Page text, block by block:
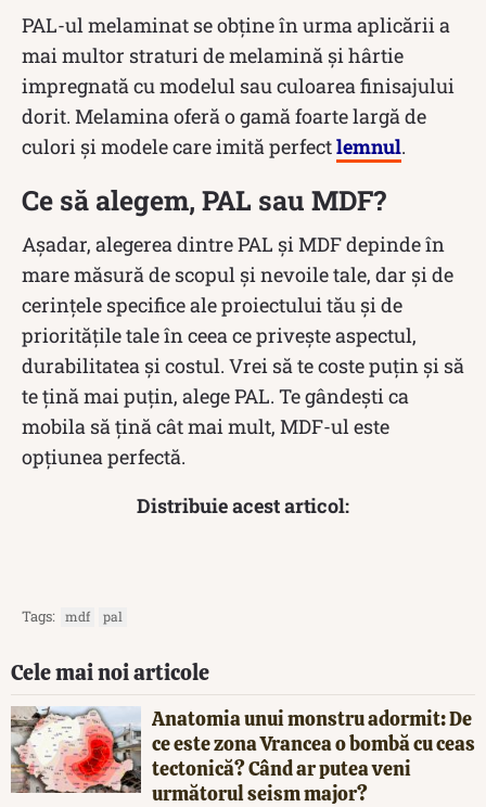
PAL-ul melaminat se obține în urma aplicării a
mai multor straturi de melamină și hârtie
impregnată cu modelul sau culoarea finisajului
dorit. Melamina oferă o gamă foarte largă de
culori și modele care imită perfectlemnul.
Ce să alegem, PAL sau MDF?
Așadar, alegerea dintre PAL și MDF depinde în
mare măsură de scopul și nevoile tale, dar și de
cerințele specifice ale proiectului tău și de
prioritățile tale în ceea ce privește aspectul,
durabilitatea și costul. Vrei să te coste puțin și să
te țină mai puțin, alege PAL. Te gândești ca
mobila să țină cât mai mult, MDF-ul este
opțiunea perfectă.
Distribuie acest articol:
Tags: mdf pal
Cele mai noi articole
Anatomia unui monstru adormit: De
ce este zona Vrancea o bombă cu ceas
tectonică? Când ar putea veni
următorul seism major?